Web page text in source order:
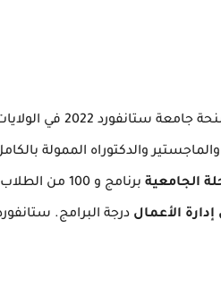
الولايات المتحدة الأمريكية.
والدكتوراه الممولة
الجامعية برنامج و 100 من الطلاب
الأعمال درجة البرامج.